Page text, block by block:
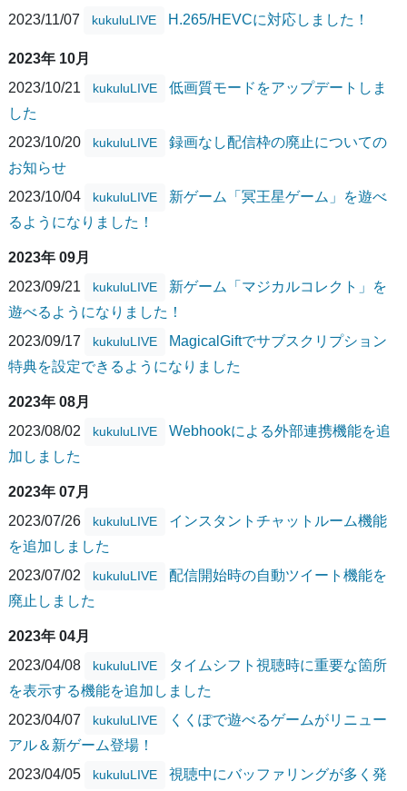
2023/11/07 kukuluLIVE H.265/HEVCに対応しました！
2023年 10月
2023/10/21
kukuluLIVE
低画質モードをアップデートしま
した
2023/10/20
kukuluLIVE
録画なし配信枠の廃止についての
お知らせ
2023/10/04
kukuluLIVE
新ゲーム「冥王星ゲーム」を遊べ
るようになりました！
2023年 09月
2023/09/21
kukuluLIVE
新ゲーム「マジカルコレクト」を
遊べるようになりました！
2023/09/17
kukuluLIVE
MagicalGiftでサブスクリプション
特典を設定できるようになりました
2023年 08月
2023/08/02
kukuluLIVE
Webhookによる外部連携機能を追
加しました
2023年 07月
2023/07/26
kukuluLIVE
インスタントチャットルーム機能
を追加しました
2023/07/02
kukuluLIVE
配信開始時の自動ツイート機能を
廃止しました
2023年 04月
2023/04/08
kukuluLIVE
タイムシフト視聴時に重要な箇所
を表示する機能を追加しました
2023/04/07
kukuluLIVE
くくぽで遊べるゲームがリニュー
アル＆新ゲーム登場！
2023/04/05
kukuluLIVE
視聴中にバッファリングが多く発